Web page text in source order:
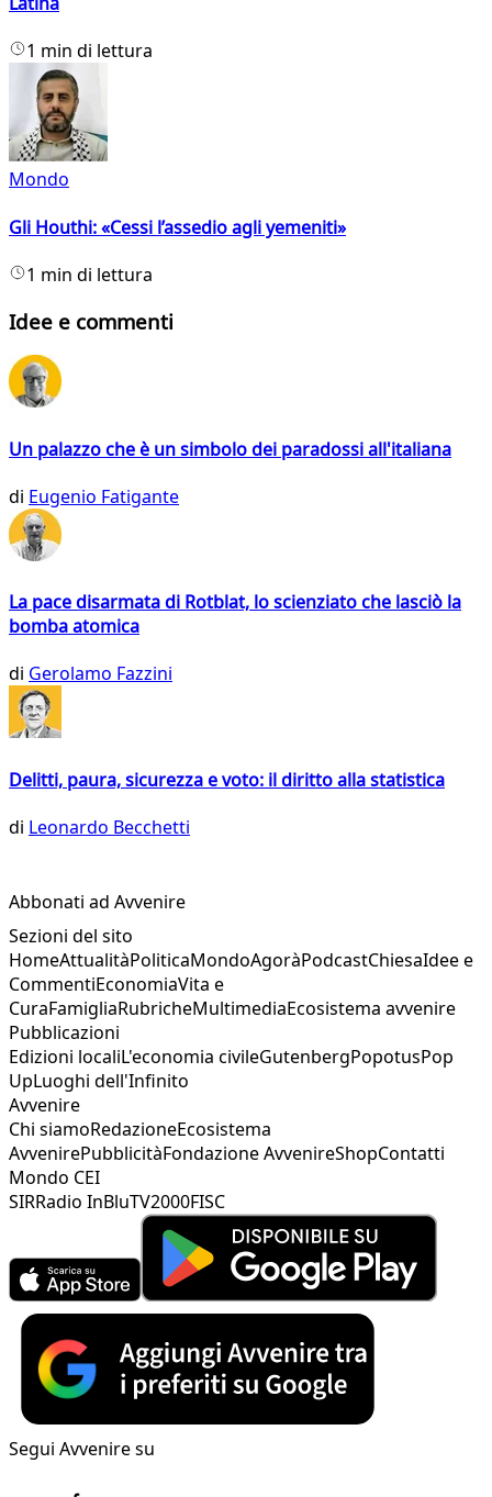
1 min di lettura
Mondo
Gli Houthi: «Cessi l’assedio agli yemeniti»
1 min di lettura
Idee e commenti
Un palazzo che è un simbolo dei paradossi all'italiana
di Eugenio Fatigante
La pace disarmata di Rotblat, lo scienziato che lasciò la
bomba atomica
di Gerolamo Fazzini
Delitti, paura, sicurezza e voto: il diritto alla statistica
di Leonardo Becchetti
Abbonati ad Avvenire
Sezioni del sito
HomeAttualitàPoliticaMondoAgoràPodcastChiesaIdee e
CommentiEconomiaVita e
CuraFamigliaRubricheMultimediaEcosistema avvenire
Pubblicazioni
Edizioni localiL'economia civileGutenbergPopotusPop
UpLuoghi dell'Infinito
Avvenire
Chi siamoRedazioneEcosistema
AvvenirePubblicitàFondazione AvvenireShopContatti
Mondo CEI
SIRRadio InBluTV2000FISC
Segui Avvenire su